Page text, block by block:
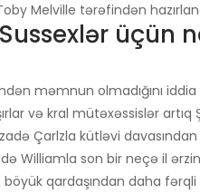
Melville tərəfindən
üçün
məmnun olmadığını iddia
və kral mütəxəssislər
Çarlzla kütləvi
Williamla son bir neçə il
qardaşından daha fərqli